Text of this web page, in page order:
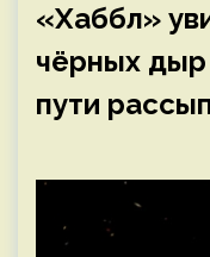
«Хаббл»
чёрных дыр
пути